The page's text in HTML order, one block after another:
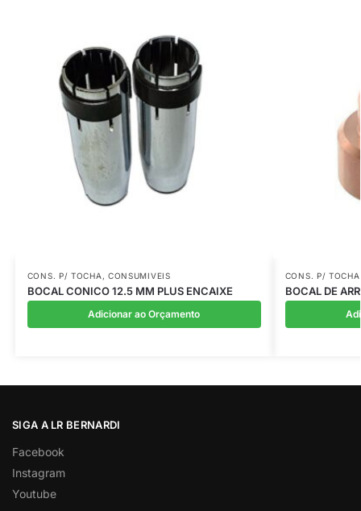
CONS. P/ TOCHA , CONSUMIVEIS
BOCAL CONICO 12.5 MM PLUS ENCAIXE
Adicionar ao Orçamento
CONS. P/
BOCAL DE
SIGA A LR BERNARDI
Facebook
Instagram
Youtube